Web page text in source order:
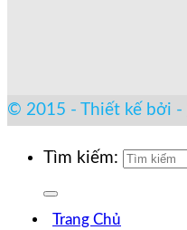
© 2015 - Thiết kế bởi -
Tìm kiếm:
Trang Chủ